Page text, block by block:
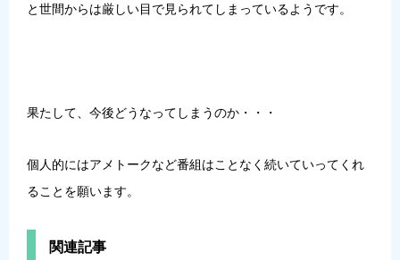
と世間からは厳しい目で見られてしまっているようです。
果たして、今後どうなってしまうのか・・・
個人的にはアメトークなど番組はことなく続いていってくれ
ることを願います。
関連記事